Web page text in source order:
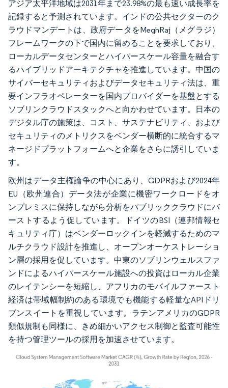
アジア太平洋地域は2031年まで23.98%の最も速い成長率を
記録すると予測されています。インドの公共セクターのク
ラウドマンデートは、政府データをMeghRaj（メグラジ）
フレームワークの下で国内に留めることを要求しており、
ローカルデータセンターとハイパースケール容量を融合す
るハイブリッドアーキテクチャを推進しています。中国の
サイバーセキュリティおよびデータセキュリティ法は、重
要インフラオペレーターを国内プロバイダーを基盤とする
ソブリンクラウドスタックへと向かわせています。日本の
デジタル庁の施策は、コスト、サステナビリティ、および
セキュリティのメトリクスをベンダー横断的に統合するマ
ネージドプラットフォームへと企業をさらに誘引していま
す。
欧州はデータ主権論争の中心にあり、GDPRおよび2024年
EU（欧州連合）データ法が企業に機密ワークロードをオ
ンプレミスに保持しながら分析をパブリッククラウドにバ
ーストするよう促しています。ドイツのBSI（連邦情報セ
キュリティ庁）はベンダーロックインを軽減するためのマ
ルチクラウド設計を推進し、オープンオーケストレーショ
ン層の採用を促しています。中東のソブリンウェルスファ
ンドによるハイパースケール施設への投資はローカル企業
のレイテンシーを短縮し、アフリカのモバイルファースト
経済は帯域幅制約のある環境でも機能する軽量なAPIドリ
ブンスイートを重視しています。ラテンアメリカのGDPR
類似規制も同様に、きめ細かいアクセス制御と監査可能性
を持つ管理ツールの採用を加速させています。